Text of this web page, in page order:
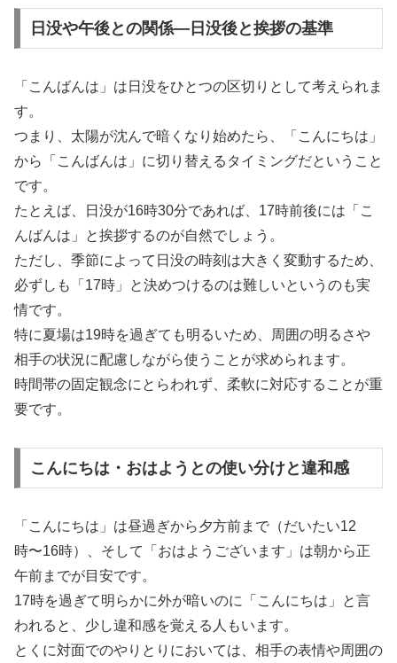
日没や午後との関係―日没後と挨拶の基準
「こんばんは」は日没をひとつの区切りとして考えられま
す。
つまり、太陽が沈んで暗くなり始めたら、「こんにちは」
から「こんばんは」に切り替えるタイミングだということ
です。
たとえば、日没が16時30分であれば、17時前後には「こ
んばんは」と挨拶するのが自然でしょう。
ただし、季節によって日没の時刻は大きく変動するため、
必ずしも「17時」と決めつけるのは難しいというのも実
情です。
特に夏場は19時を過ぎても明るいため、周囲の明るさや
相手の状況に配慮しながら使うことが求められます。
時間帯の固定観念にとらわれず、柔軟に対応することが重
要です。
こんにちは・おはようとの使い分けと違和感
「こんにちは」は昼過ぎから夕方前まで（だいたい12
時〜16時）、そして「おはようございます」は朝から正
午前までが目安です。
17時を過ぎて明らかに外が暗いのに「こんにちは」と言
われると、少し違和感を覚える人もいます。
とくに対面でのやりとりにおいては、相手の表情や周囲の